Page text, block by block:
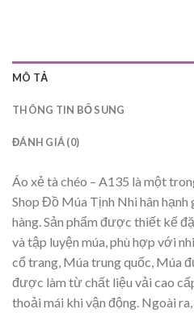
MÔ TẢ
THÔNG TIN BỔ SUNG
ĐÁNH GIÁ (0)
Áo xẻ tà chéo – A135 là một
Shop Đồ Múa Tịnh Nhi hân
hàng. Sản phẩm được thiết kế
và tập luyện múa, phù hợp với
cổ trang, Múa trung quốc, Múa
được làm từ chất liệu vải cao
thoải mái khi vận động. Ngoài